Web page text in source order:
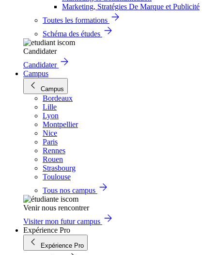
Marketing, Stratégies De Marque et Publicité
Toutes les formations
Schéma des études
Candidater
Candidater
Campus
Campus
Bordeaux
Lille
Lyon
Montpellier
Nice
Paris
Rennes
Rouen
Strasbourg
Toulouse
Tous nos campus
Venir nous rencontrer
Visiter mon futur campus
Expérience Pro
Expérience Pro